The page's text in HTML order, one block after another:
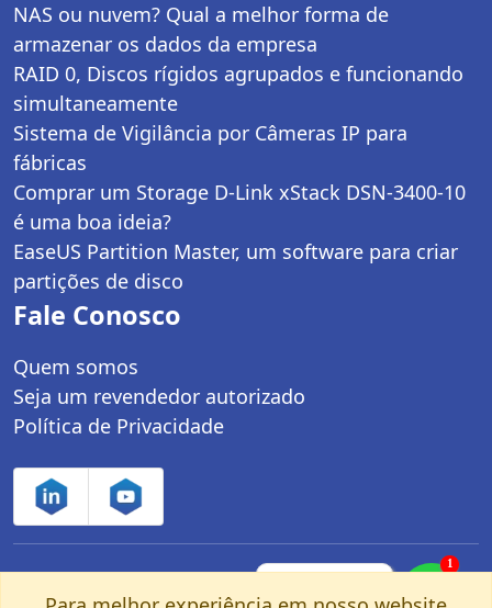
NAS ou nuvem? Qual a melhor forma de
armazenar os dados da empresa
RAID 0, Discos rígidos agrupados e funcionando
simultaneamente
Sistema de Vigilância por Câmeras IP para
fábricas
Comprar um Storage D-Link xStack DSN-3400-10
é uma boa ideia?
EaseUS Partition Master, um software para criar
partições de disco
Fale Conosco
Quem somos
Seja um revendedor autorizado
Política de Privacidade
Controle Net Tecnologia LTDA | CNPJ:
1